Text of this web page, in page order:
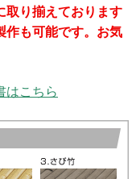
取り揃えております
作も可能です。お気
はこちら